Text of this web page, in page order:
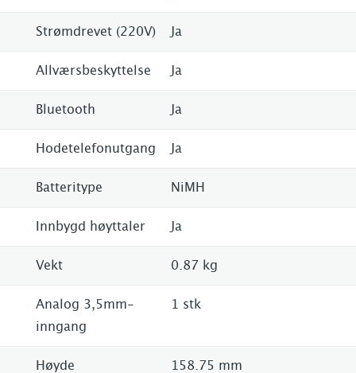
Strømdrevet (220V) Ja
Allværsbeskyttelse Ja
Bluetooth Ja
Hodetelefonutgang Ja
Batteritype NiMH
Innbygd høyttaler Ja
Vekt 0.87 kg
Analog 3,5mm-
inngang
1 stk
Høyde 158.75 mm